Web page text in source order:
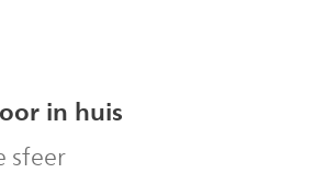
in huis
sfeer